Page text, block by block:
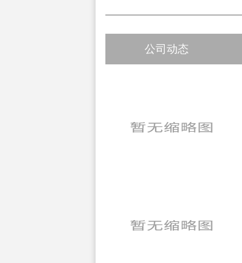
公司动态